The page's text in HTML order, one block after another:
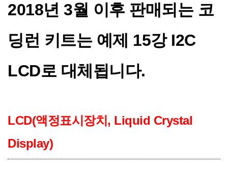
2018년 3월 이후 판매되는 코
딩런 키트는 예제 15강 I2C
LCD로 대체됩니다.
LCD(액정표시장치, Liquid Crystal
Display)